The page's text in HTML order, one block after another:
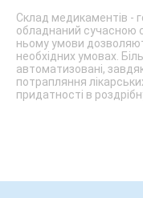
Склад медикаментів -
обладнаний сучасною
ньому умови
необхідних умовах.
автоматизовані,
потрапляння
придатності в